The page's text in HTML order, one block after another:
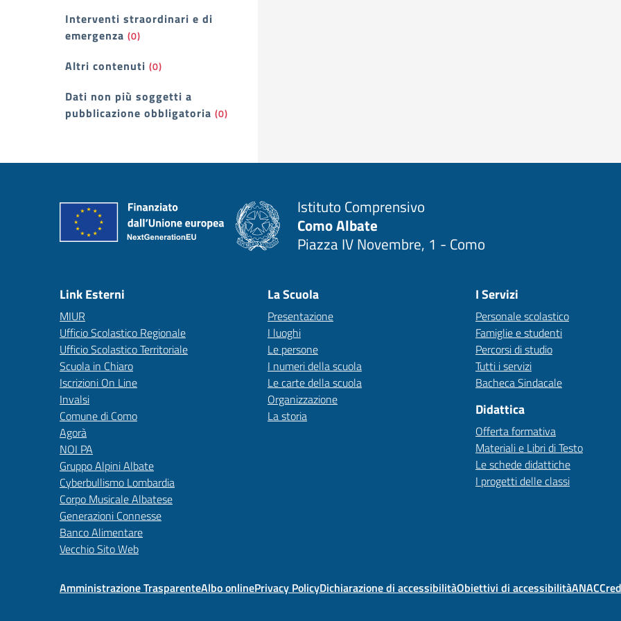
Interventi straordinari e di
emergenza (0)
Altri contenuti (0)
Dati non più soggetti a
pubblicazione obbligatoria (0)
Istituto Comprensivo
Como Albate
Piazza IV Novembre, 1 - Como
Link Esterni
MIUR
Ufficio Scolastico Regionale
Ufficio Scolastico Territoriale
Scuola in Chiaro
Iscrizioni On Line
Invalsi
Comune di Como
Agorà
NOI PA
Gruppo Alpini Albate
Cyberbullismo Lombardia
Corpo Musicale Albatese
Generazioni Connesse
Banco Alimentare
Vecchio Sito Web
La Scuola
Presentazione
I luoghi
Le persone
I numeri della scuola
Le carte della scuola
Organizzazione
La storia
I Servizi
Personale scolastico
Famiglie e studenti
Percorsi di studio
Tutti i servizi
Bacheca Sindacale
Didattica
Offerta formativa
Materiali e Libri di Testo
Le schede didattiche
I progetti delle classi
Amministrazione TrasparenteAlbo onlinePrivacy PolicyDichiarazione di accessibilitàObiettivi di accessibilitàANAC